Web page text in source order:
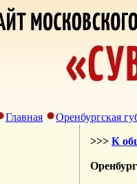
Главная Оренбургская
>>> К